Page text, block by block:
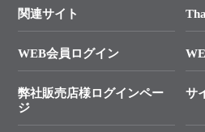
タカラバイオ発表文献
プライマー設計
制限酵素切断サイトの検索
ユーザーズボイス集
├ 受託サービスお問い合わせ
資料請求 機器関連
資料請求 受託関連
関連サイト
WEB会員ログイン
弊社販売店様ログインペー
ジ
サ